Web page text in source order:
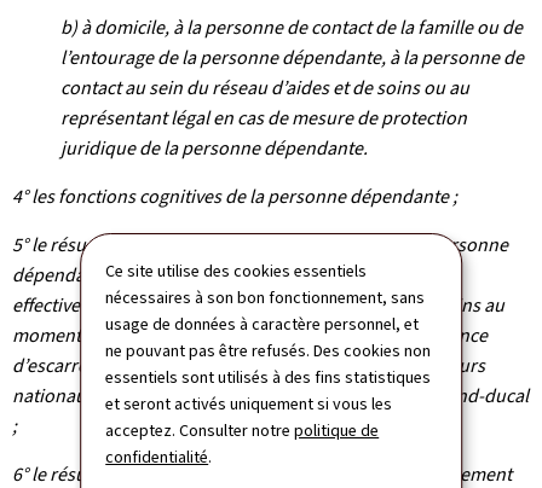
Ce site utilise des cookies essentiels
nécessaires à son bon fonctionnement, sans
usage de données à caractère personnel, et
ne pouvant pas être refusés. Des cookies non
essentiels sont utilisés à des fins statistiques
et seront activés uniquement si vous les
acceptez. Consulter notrepolitique de
confidentialité.
b) à domicile, à la personne de contact de la famille ou de
l’entourage de la personne dépendante, à la personne de
contact au sein du réseau d’aides et de soins ou au
représentant légal en cas de mesure de protection
juridique de la personne dépendante.
4° les fonctions cognitives de la personne dépendante ;
5° le résumé soignant détaillant l’état de santé de la personne
dépendante au moment du transfert, les aides et soins
effectivement fournis par le prestataire d’aides et de soins au
moment du transfert, ainsi que, le cas échéant, la présence
d’escarres mesurées dans le cadre du suivi des indicateurs
nationaux visés au chapitre 2 du présent règlement grand-ducal
;
6° le résumé médical qui comprend au minimum le traitement